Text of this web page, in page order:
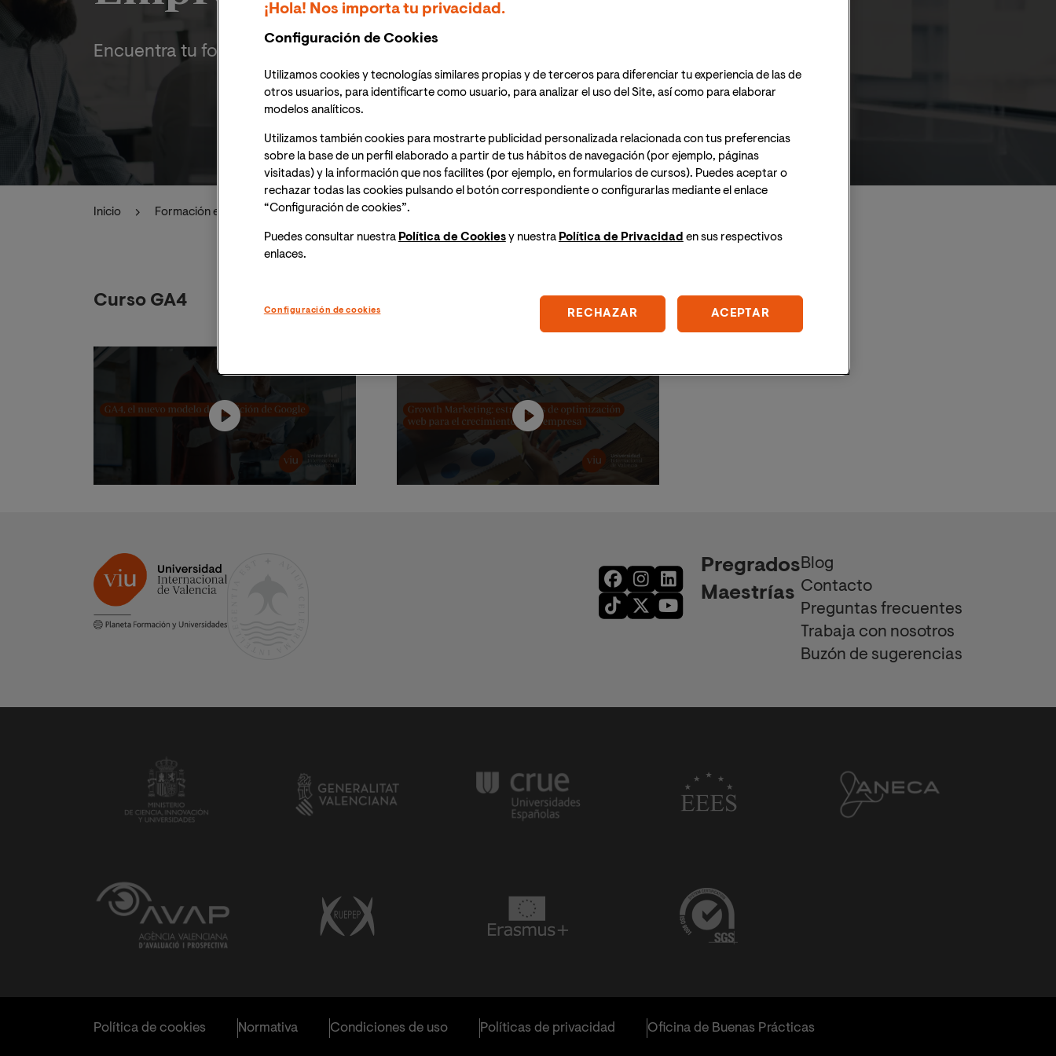
Encuentra tu formación en abierto sin coste
Inicio Formación en abierto Cursos gratuitos en Empresa
Curso GA4 Curso Growth Marketing
Pregrados
Maestrías
Blog
Contacto
Preguntas frecuentes
Trabaja con nosotros
Buzón de sugerencias
Política de cookies Normativa Condiciones de uso Políticas de privacidad Oficina de Buenas Prácticas
¡Hola! Nos importa tu privacidad.
Configuración de Cookies
Utilizamos cookies y tecnologías similares propias y de terceros para diferenciar tu experiencia de las de
otros usuarios, para identificarte como usuario, para analizar el uso del Site, así como para elaborar
modelos analíticos.
Utilizamos también cookies para mostrarte publicidad personalizada relacionada con tus preferencias
sobre la base de un perfil elaborado a partir de tus hábitos de navegación (por ejemplo, páginas
visitadas) y la información que nos facilites (por ejemplo, en formularios de cursos). Puedes aceptar o
rechazar todas las cookies pulsando el botón correspondiente o configurarlas mediante el enlace
“Configuración de cookies”.
Puedes consultar nuestra Política de Cookiesy nuestra Política de Privacidad en sus respectivos
enlaces.
Configuración de cookies RECHAZAR ACEPTAR